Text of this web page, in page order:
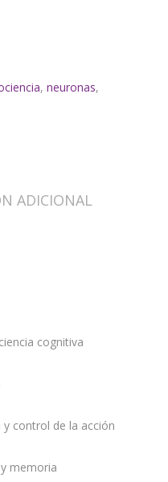
, neuronas,
ADICIONAL
cognitiva
y control de la acción
memoria